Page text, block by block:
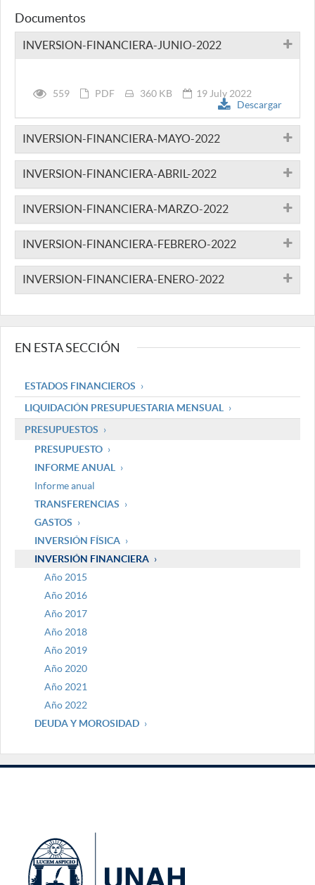
Documentos
INVERSION-FINANCIERA-JUNIO-2022
559 PDF 360 KB
19 July 2022
Descargar
INVERSION-FINANCIERA-MAYO-2022
INVERSION-FINANCIERA-ABRIL-2022
INVERSION-FINANCIERA-MARZO-2022
INVERSION-FINANCIERA-FEBRERO-2022
INVERSION-FINANCIERA-ENERO-2022
EN ESTA SECCIÓN
ESTADOS FINANCIEROS
LIQUIDACIÓN PRESUPUESTARIA MENSUAL
PRESUPUESTOS
PRESUPUESTO
INFORME ANUAL
Informe anual
TRANSFERENCIAS
GASTOS
INVERSIÓN FÍSICA
INVERSIÓN FINANCIERA
Año 2015
Año 2016
Año 2017
Año 2018
Año 2019
Año 2020
Año 2021
Año 2022
DEUDA Y MOROSIDAD